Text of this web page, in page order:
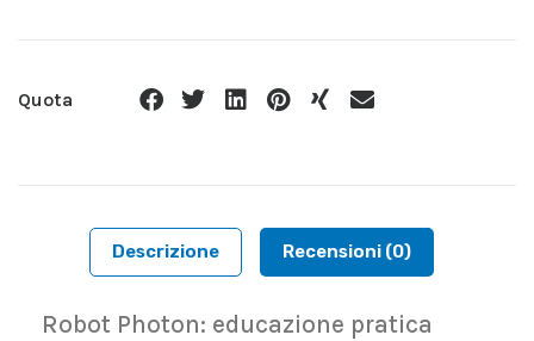
Quota
Descrizione Recensioni (0)
Robot Photon: educazione pratica